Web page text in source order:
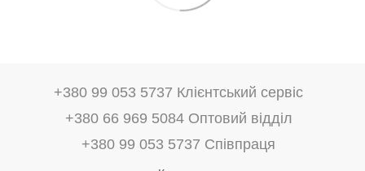
+380 99 053 5737 Клієнтський сервіс
+380 66 969 5084 Оптовий відділ
+380 99 053 5737 Співпраця